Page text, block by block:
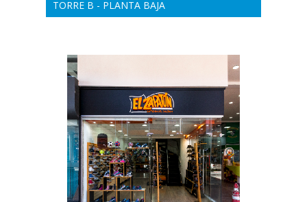
TORRE B - PLANTA BAJA